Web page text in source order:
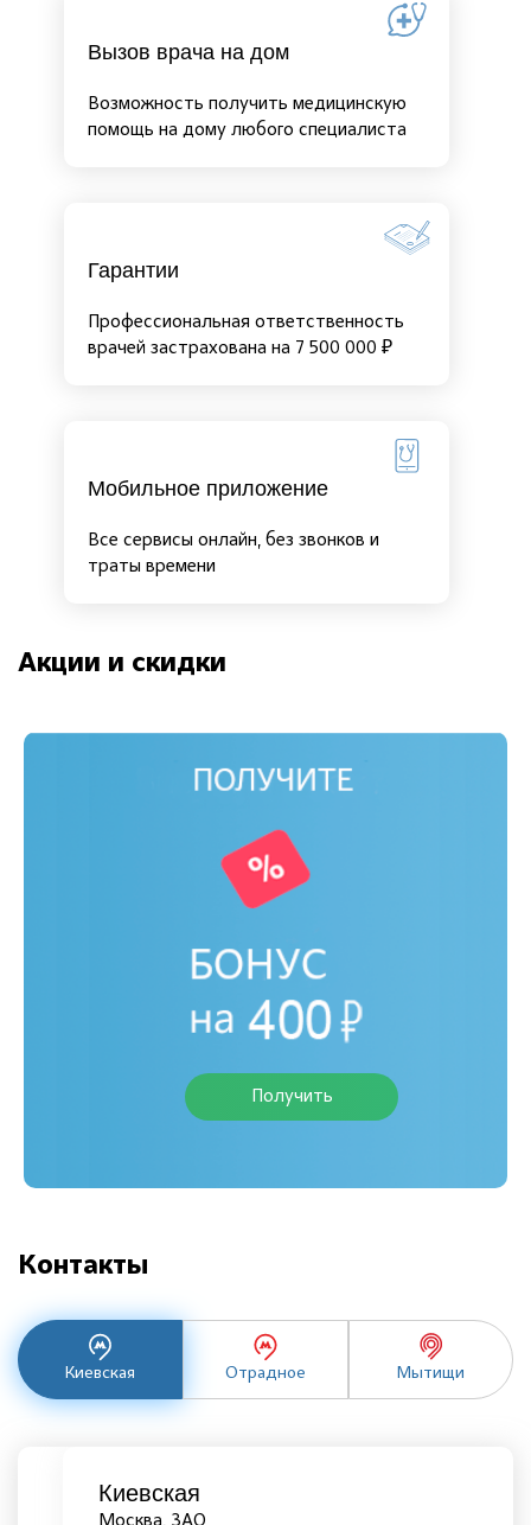
Вызов врача на дом
Возможность получить медицинскую
помощь на дому любого специалиста
Гарантии
Профессиональная ответственность
врачей застрахована на 7 500 000 ₽
Мобильное приложение
Все сервисы онлайн, без звонков и
траты времени
Акции и скидки
Получить
Контакты
Киевская Отрадное Мытищи
Киевская
Москва, ЗАО